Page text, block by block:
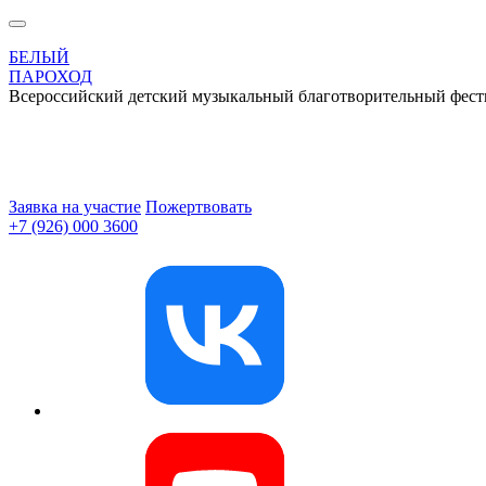
БЕЛЫЙ
ПАРОХОД
Всероссийский детский музыкальный благотворительный
Заявка на участие Пожертвовать
+7 (926) 000 3600